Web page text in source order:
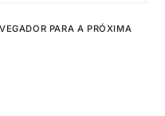
PARA A PRÓXIMA